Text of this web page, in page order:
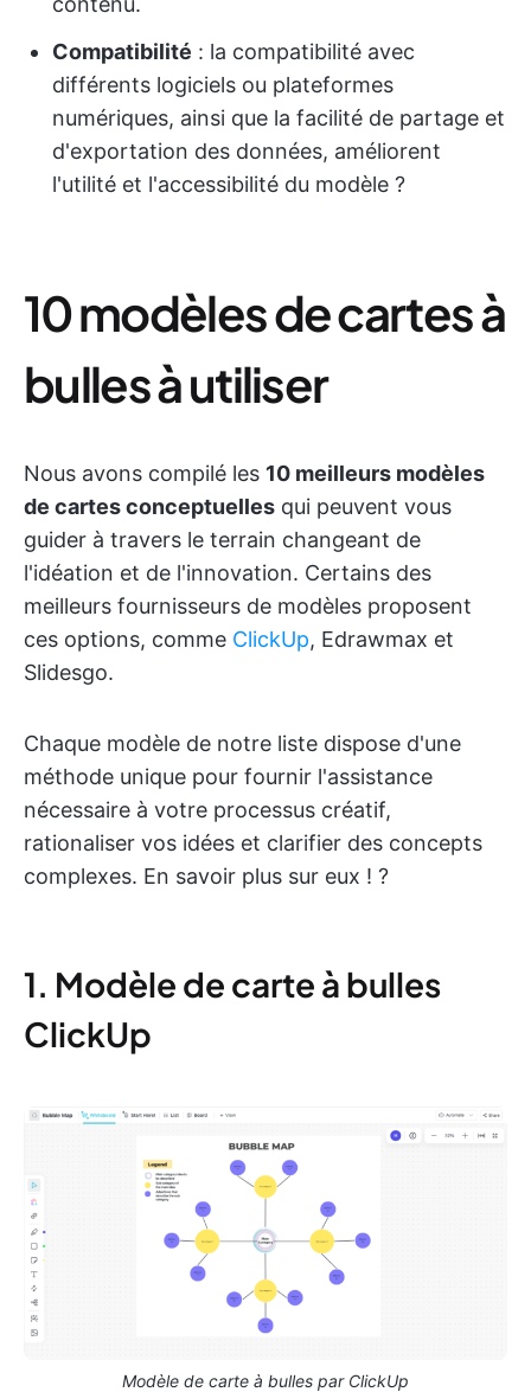
Compatibilité : la compatibilité avec
différents logiciels ou plateformes
numériques, ainsi que la facilité de partage et
d'exportation des données, améliorent
l'utilité et l'accessibilité du modèle ?
10 modèles de cartes à
bulles à utiliser
Nous avons compilé les 10 meilleurs modèles
de cartes conceptuelles qui peuvent vous
guider à travers le terrain changeant de
l'idéation et de l'innovation. Certains des
meilleurs fournisseurs de modèles proposent
ces options, comme ClickUp, Edrawmax et
Slidesgo.
Chaque modèle de notre liste dispose d'une
méthode unique pour fournir l'assistance
nécessaire à votre processus créatif,
rationaliser vos idées et clarifier des concepts
complexes. En savoir plus sur eux ! ?
1. Modèle de carte à bulles
ClickUp
Modèle de carte à bulles par ClickUp